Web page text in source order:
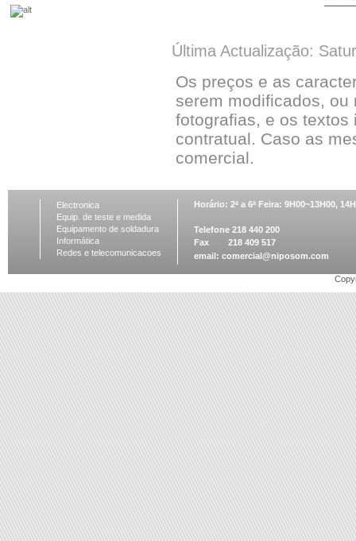
Última Actualização:
Os preços e as
serem modificados, ou
fotografias, e os
contratual. Caso as
comercial.
Electronica
Equip. de teste e medida
Equipamento de soldadura
Informática
Redes e telecomunicacoes
Horário: 2ª a 6ª Feira: 9H00~13H00,
Telefone 218 440 200
Fax 218 409 517
email: comercial@niposom.com